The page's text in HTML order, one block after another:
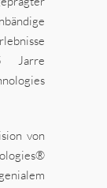
Jarre
von